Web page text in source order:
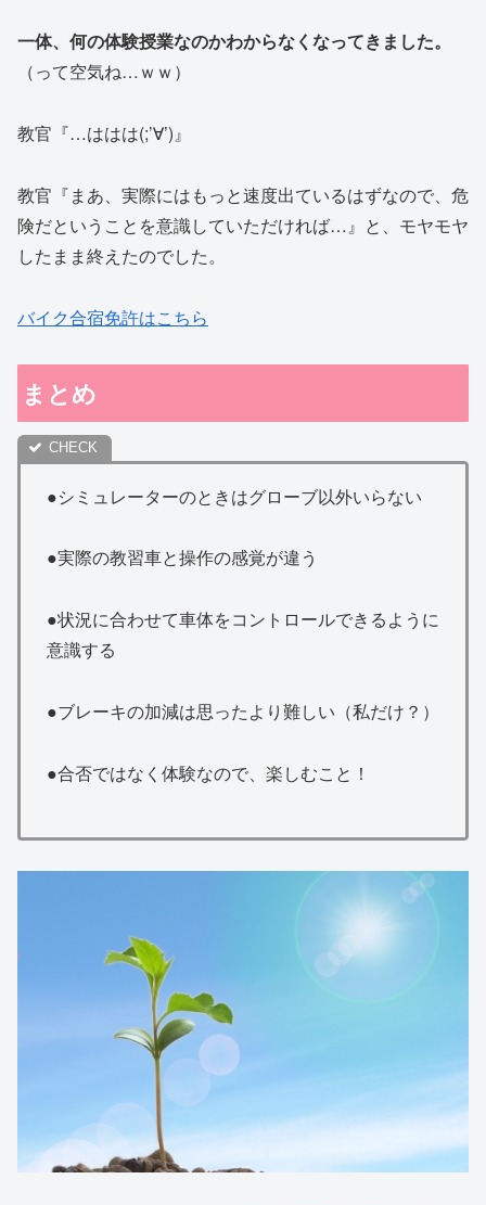
一体、何の体験授業なのかわからなくなってきました。
（って空気ね…ｗｗ）
教官『…ははは(;’∀’)』
教官『まあ、実際にはもっと速度出ているはずなので、危
険だということを意識していただければ…』と、モヤモヤ
したまま終えたのでした。
バイク合宿免許はこちら
まとめ
●シミュレーターのときはグローブ以外いらない
●実際の教習車と操作の感覚が違う
●状況に合わせて車体をコントロールできるように
意識する
●ブレーキの加減は思ったより難しい（私だけ？）
●合否ではなく体験なので、楽しむこと！